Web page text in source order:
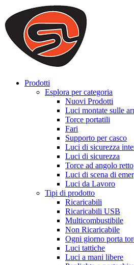
We use cookies to ensure that we
on our website. By continuing to
that cookies are used to help us analyze
to offer you a better experience. To
you can disable cookies, you can access
Prodotti
Esplora per categoria
Nuovi Prodotti
Luci montate sulle
Torce portatili
Fari
Supporto per casco
Luci di sicurezza
Luci di sicurezza
Torce ad angolo retto
Luci di scena di
Luci da Lavoro
Tipi di prodotto
Ricaricabili
Ricaricabili USB
Multicombustibile
Non Ricaricabile
Ogni giorno porta
Luci tattiche
Luci a mani libere